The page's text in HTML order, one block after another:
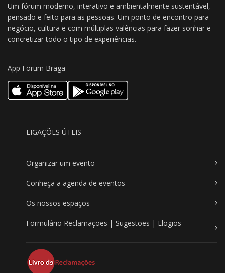
Um fórum moderno, interativo e ambientalmente sustentável,
pensado e feito para as pessoas. Um ponto de encontro para
negócio, cultura e com múltiplas valências para fazer sonhar e
concretizar todo o tipo de experiências.
App Forum Braga
LIGAÇÕES ÚTEIS
Organizar um evento
Conheça a agenda de eventos
Os nossos espaços
Formulário Reclamações | Sugestões | Elogios